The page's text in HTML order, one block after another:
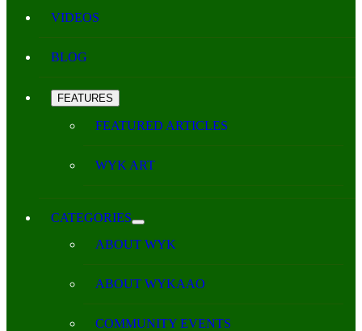
VIDEOS
BLOG
FEATURES
FEATURED ARTICLES
WYK ART
CATEGORIES
ABOUT WYK
ABOUT WYKAAO
COMMUNITY EVENTS